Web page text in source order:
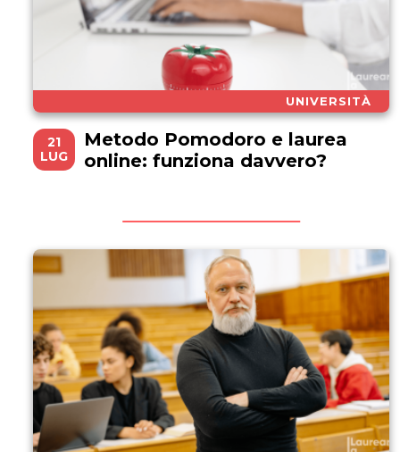
UNIVERSITÀ
21
LUG
Metodo Pomodoro e laurea
online: funziona davvero?